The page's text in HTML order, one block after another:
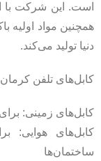
است. این شرکت با
همچنین مواد اولیه
دنیا تولید می‌کند.
کابل‌های تلفن کرمان
کابل‌های زمینی:
کابل‌های هوایی:
ساختمان‌ها